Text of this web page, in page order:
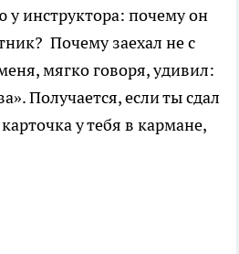
инструктора: почему он
Почему заехал не с
мягко говоря, удивил:
Получается, если ты сдал
у тебя в кармане,